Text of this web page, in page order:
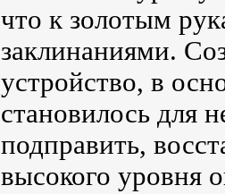
что к золотым
заклинаниями.
устройство, в
становилось для
подправить,
высокого уровня